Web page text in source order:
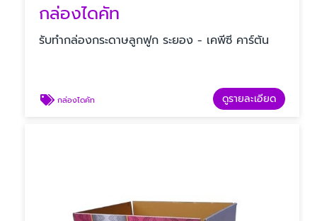
กล่องไดคัท
รับทํากล่องกระดาษลูกฟูก ระยอง - เคพีซี คาร์ตัน
กล่องไดคัท ดูรายละเอียด